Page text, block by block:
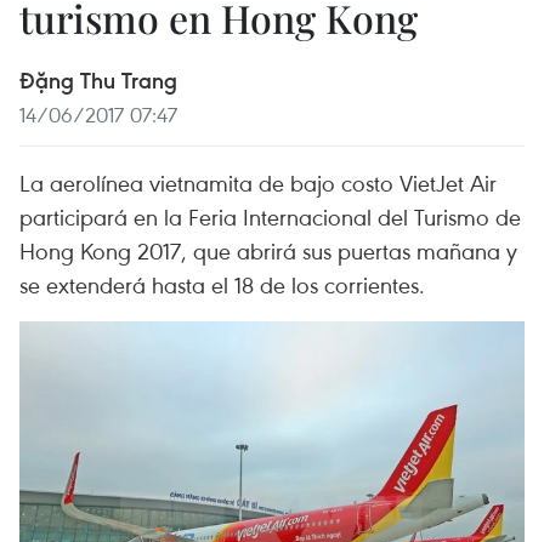
turismo en Hong Kong
Đặng Thu Trang
14/06/2017 07:47
La aerolínea vietnamita de bajo costo VietJet Air
participará en la Feria Internacional del Turismo de
Hong Kong 2017, que abrirá sus puertas mañana y
se extenderá hasta el 18 de los corrientes.